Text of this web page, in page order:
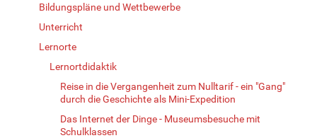
Bildungspläne und Wettbewerbe
Unterricht
Lernorte
Lernortdidaktik
Reise in die Vergangenheit zum Nulltarif - ein "Gang"
durch die Geschichte als Mini-Expedition
Das Internet der Dinge - Museumsbesuche mit
Schulklassen